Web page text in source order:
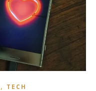
, TECH